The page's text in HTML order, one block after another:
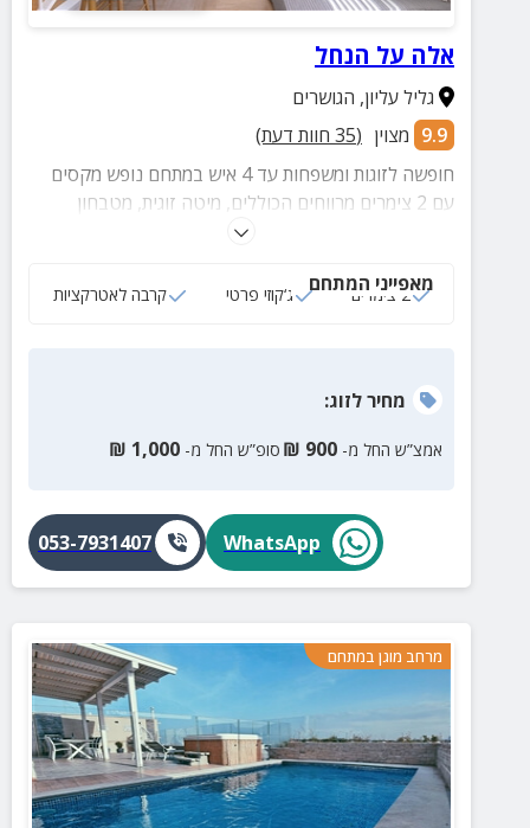
אלה על הנחל
גליל עליון, הגושרים
9.9 מצוין (
35 חוות דעת)
חופשה לזוגות ומשפחות עד 4 איש במתחם נופש מקסים
עם 2 צימרים מרווחים הכוללים, מיטה זוגית, מטבחון
מאובזר וחצר פרטית עם ג'קוזי ספא מרווח.
מאפייני המתחם
2 צימרים ג‘קוזי פרטי קרבה לאטרקציות
מחירלזוג:
אמצ”ש החל מ- 900
₪ סופ”ש החל מ- 1,000
₪
WhatsApp
053-7931407
מרחב מוגן במתחם